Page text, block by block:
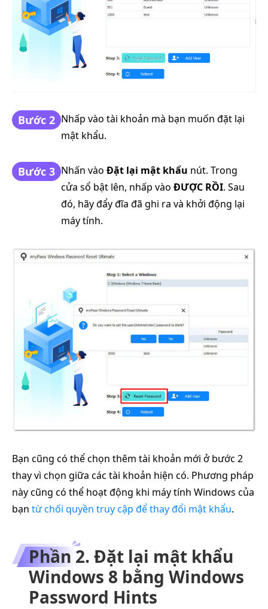
Bước 2 Nhấp vào tài khoản mà bạn muốn đặt lại
mật khẩu.
Bước 3 Nhấn vào Đặt lại mật khẩu nút. Trong
cửa sổ bật lên, nhấp vào ĐƯỢC RỒI. Sau
đó, hãy đẩy đĩa đã ghi ra và khởi động lại
máy tính.
Bạn cũng có thể chọn thêm tài khoản mới ở bước 2
thay vì chọn giữa các tài khoản hiện có. Phương pháp
này cũng có thể hoạt động khi máy tính Windows của
bạn từ chối quyền truy cập để thay đổi mật khẩu.
Phần 2. Đặt lại mật khẩu
Windows 8 bằng Windows
Password Hints